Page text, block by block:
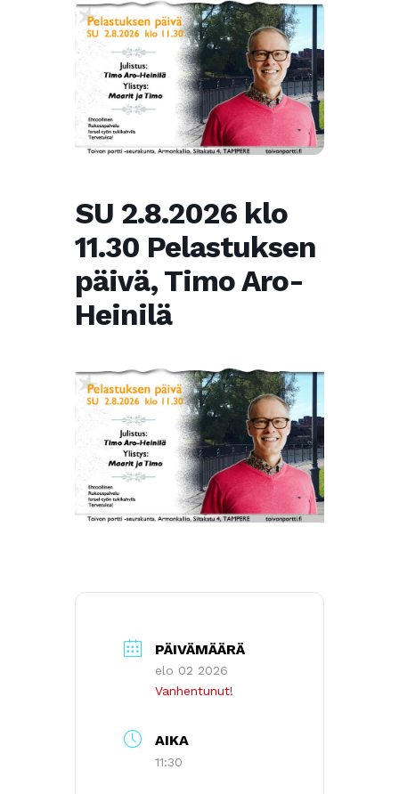
SU 2.8.2026 klo
11.30 Pelastuksen
päivä, Timo Aro-
Heinilä
PÄIVÄMÄÄRÄ
elo 02 2026
Vanhentunut!
AIKA
11:30